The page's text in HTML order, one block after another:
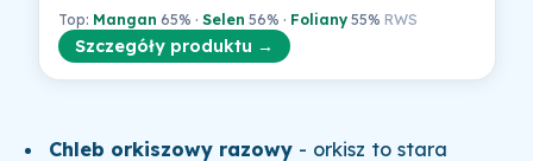
Top: Mangan 65% · Selen 56% · Foliany55% RWS
Szczegóły produktu →
Chleb orkiszowy razowy - orkisz to stara